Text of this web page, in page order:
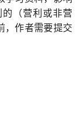
（营利或非营
，作者需要提交